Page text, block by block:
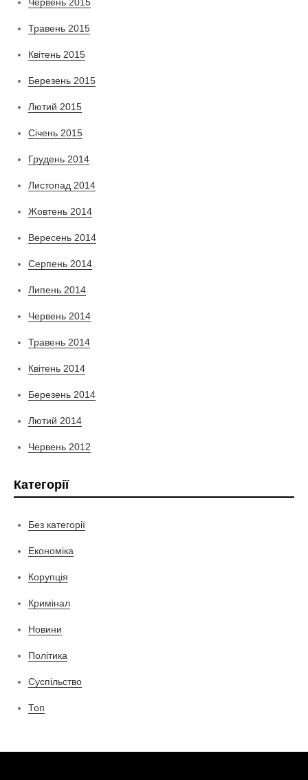
Травень 2015
Квітень 2015
Березень 2015
Лютий 2015
Січень 2015
Грудень 2014
Листопад 2014
Жовтень 2014
Вересень 2014
Серпень 2014
Липень 2014
Червень 2014
Травень 2014
Квітень 2014
Березень 2014
Лютий 2014
Червень 2012
Категорії
Без категорії
Економіка
Корупція
Кримінал
Новини
Політика
Суспільство
Топ